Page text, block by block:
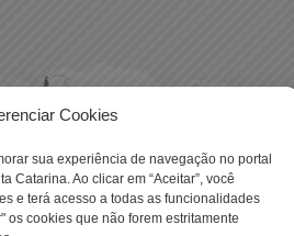
Cookies
sua experiência de navegação no portal
Catarina. Ao clicar em “Aceitar”, você
e terá acesso a todas as funcionalidades
os cookies que não forem estritamente